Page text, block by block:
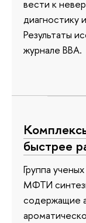
вести к
диагностику
Результаты
журнале BBA.
быстрее
Группа
МФТИ
содержащие